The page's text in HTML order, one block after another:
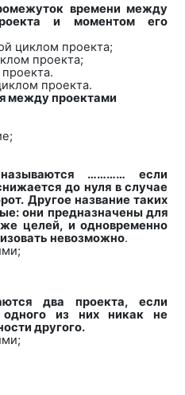
времени между
и моментом его
циклом проекта;
проекта;
проекта.
между проектами
………… если
до нуля в случае
Другое название таких
они предназначены для
целей, и одновременно
невозможно.
два проекта, если
из них никак не
другого.